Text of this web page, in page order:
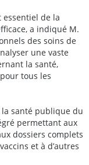
essentiel de la
a indiqué M.
des soins de
une vaste
la santé,
tous les
la santé publique du
permettant aux
dossiers complets
et à d’autres